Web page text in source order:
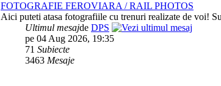
FOTOGRAFIE FEROVIARA / RAIL PHOTOS
Aici puteti atasa fotografiile cu trenuri realizate de voi!
Ultimul mesajde DPS
pe 04 Aug 2026, 19:35
71 Subiecte
3463 Mesaje